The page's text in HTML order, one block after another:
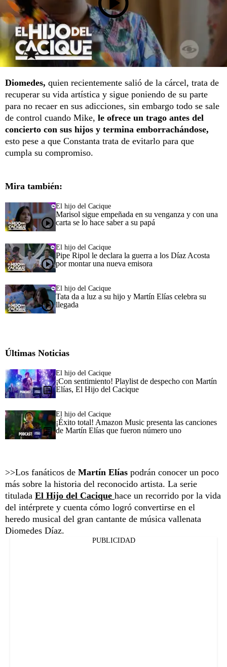
Diomedes, quien recientemente salió de la cárcel, trata de
recuperar su vida artística y sigue poniendo de su parte
para no recaer en sus adicciones, sin embargo todo se sale
de control cuando Mike, le ofrece un trago antes del
concierto con sus hijos y termina emborrachándose,
esto pese a que Constanta trata de evitarlo para que
cumpla su compromiso.
Mira también:
El hijo del Cacique
Marisol sigue empeñada en su venganza y con una
carta se lo hace saber a su papá
El hijo del Cacique
Pipe Ripol le declara la guerra a los Díaz Acosta
por montar una nueva emisora
El hijo del Cacique
Tata da a luz a su hijo y Martín Elías celebra su
llegada
Últimas Noticias
El hijo del Cacique
¡Con sentimiento! Playlist de despecho con Martín
Elías, El Hijo del Cacique
El hijo del Cacique
¡Éxito total! Amazon Music presenta las canciones
de Martín Elías que fueron número uno
>>Los fanáticos de Martín Elías podrán conocer un poco
más sobre la historia del reconocido artista. La serie
titulada El Hijo del Cacique hace un recorrido por la vida
del intérprete y cuenta cómo logró convertirse en el
heredo musical del gran cantante de música vallenata
Diomedes Díaz.
PUBLICIDAD